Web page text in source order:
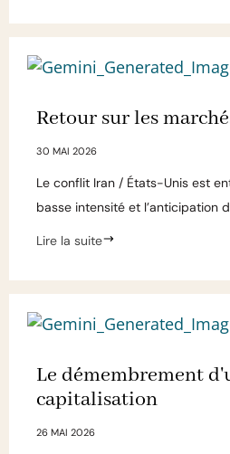
Retour sur les
30 MAI 2026
Le conflit Iran / États-Unis est
basse intensité et l’anticipation
Lire la suite
Le démembrement
capitalisation
26 MAI 2026